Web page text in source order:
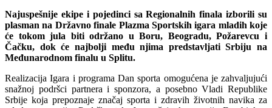
Najuspešnije ekipe i pojedinci sa Regionalnih finala izborili su
plasman na Državno finale Plazma Sportskih igara mladih koje
će tokom jula biti održano u Boru, Beogradu, Požarevcu i
Čačku, dok će najbolji među njima predstavljati Srbiju na
Međunarodnom finalu u Splitu.
Realizacija Igara i programa Dan sporta omogućena je zahvaljujući
snažnoj podršci partnera i sponzora, a posebno Vladi Republike
Srbije koja prepoznaje značaj sporta i zdravih životnih navika za